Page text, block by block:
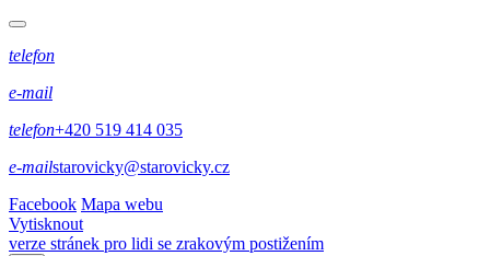
telefon
e-mail
telefon+420 519 414 035
e-mailstarovicky@starovicky.cz
Facebook Mapa webu
Vytisknout
verze stránek pro lidi se zrakovým postižením